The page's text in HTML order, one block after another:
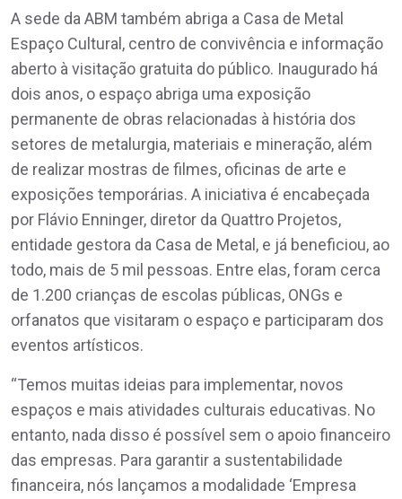
A sede da ABM também abriga a Casa de Metal
Espaço Cultural, centro de convivência e informação
aberto à visitação gratuita do público. Inaugurado há
dois anos, o espaço abriga uma exposição
permanente de obras relacionadas à história dos
setores de metalurgia, materiais e mineração, além
de realizar mostras de filmes, oficinas de arte e
exposições temporárias. A iniciativa é encabeçada
por Flávio Enninger, diretor da Quattro Projetos,
entidade gestora da Casa de Metal, e já beneficiou, ao
todo, mais de 5 mil pessoas. Entre elas, foram cerca
de 1.200 crianças de escolas públicas, ONGs e
orfanatos que visitaram o espaço e participaram dos
eventos artísticos.
“Temos muitas ideias para implementar, novos
espaços e mais atividades culturais educativas. No
entanto, nada disso é possível sem o apoio financeiro
das empresas. Para garantir a sustentabilidade
financeira, nós lançamos a modalidade ‘Empresa